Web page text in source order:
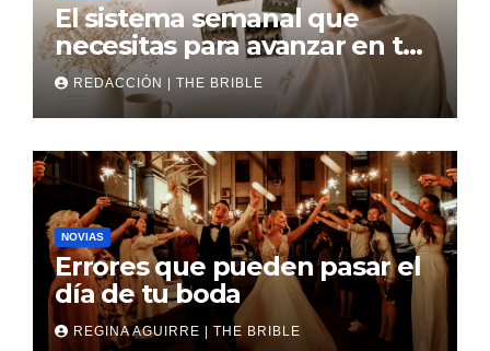
El sistema semanal que
necesitas para avanzar en tu
boda
REDACCIÓN | THE BRIBLE
NOVIAS
Errores que pueden pasar el
día de tu boda
REGINA AGUIRRE | THE BRIBLE